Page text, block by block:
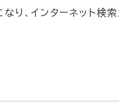
り、インターネット検